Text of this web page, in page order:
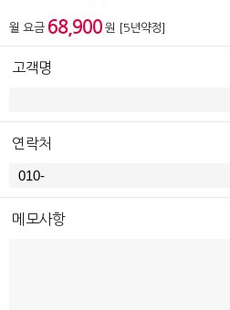
월 요금 68,900 원 [5년약정]
고객명
연락처
메모사항